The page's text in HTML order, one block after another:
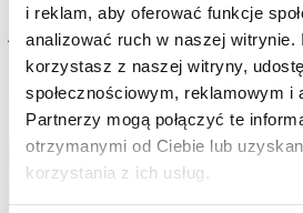
i reklam, aby oferować funkcje
analizować ruch w naszej witrynie.
korzystasz z naszej witryny,
społecznościowym, reklamowym i
Partnerzy mogą połączyć te
otrzymanymi od Ciebie lub
korzystania z ich usług.
Mycie. Dezynfekcja i odkażanie
jego otoczenia.